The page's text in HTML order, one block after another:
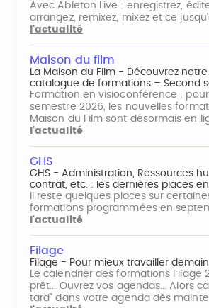
Avec Ableton Live : enregistrez,
arrangez, remixez, mixez et ce
l'actualité
Maison du film
La Maison du Film - Découvrez
catalogue de formations – Second
Formation en visioconférence :
semestre 2026, les nouvelles
Maison du Film sont désormais en
l'actualité
GHS
GHS - Administration, Ressources
contrat, etc. : les dernières places
Il reste quelques places sur
formations programmées en
l'actualité
Filage
Filage - Pour mieux travailler demain
Le calendrier des formations Filage
prêt... Ouvrez vos agendas... Alors
tard" dans votre agenda dès